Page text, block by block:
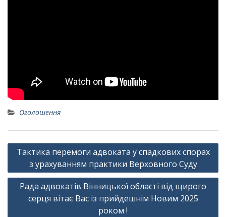
Оголошення
Навігація
записів
Тактика перемоги адвоката у спадкових спорах
з урахуванням практики Верховного Суду
Рада адвокатів Вінницької області від щирого
серця вітає Вас із прийдешнім Новим 2025
роком !